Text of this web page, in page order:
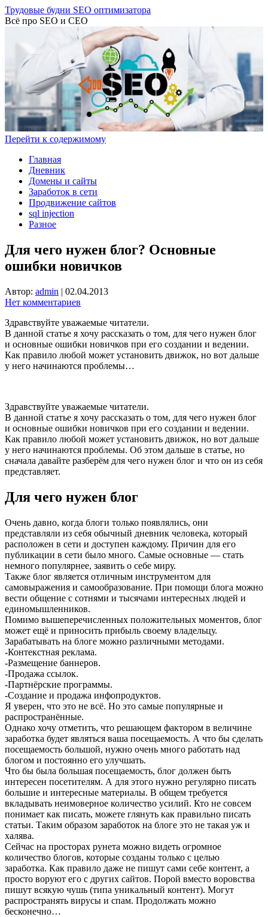
Трудовые будни SEO оптимизатора
Всё про SEO и СЕО
Перейти к содержимому
Главная
Дневник
Домены и сайты
Заработок в сети
Продвижение сайтов
sql injection
Разное
Для чего нужен блог? Основные
ошибки новичков
Автор: admin | 02.04.2013
Нет комментариев
Здравствуйте уважаемые читатели.
В данной статье я хочу рассказать о том, для чего нужен блог
и основные ошибки новичков при его создании и ведении.
Как правило любой может установить движок, но вот дальше
у него начинаются проблемы…
Здравствуйте уважаемые читатели.
В данной статье я хочу рассказать о том, для чего нужен блог
и основные ошибки новичков при его создании и ведении.
Как правило любой может установить движок, но вот дальше
у него начинаются проблемы. Об этом дальше в статье, но
сначала давайте разберём для чего нужен блог и что он из себя
представляет.
Для чего нужен блог
Очень давно, когда блоги только появлялись, они
представляли из себя обычный дневник человека, который
расположен в сети и доступен каждому. Причин для его
публикации в сети было много. Самые основные — стать
немного популярнее, заявить о себе миру.
Также блог является отличным инструментом для
самовыражения и самообразование. При помощи блога можно
вести общение с сотнями и тысячами интересных людей и
единомышленников.
Помимо вышеперечисленных положительных моментов, блог
может ещё и приносить прибыль своему владельцу.
Зарабатывать на блоге можно различными методами.
-Контекстная реклама.
-Размещение баннеров.
-Продажа ссылок.
-Партнёрские программы.
-Создание и продажа инфопродуктов.
Я уверен, что это не всё. Но это самые популярные и
распространённые.
Однако хочу отметить, что решающем фактором в величине
заработка будет являться ваша посещаемость. А что бы сделать
посещаемость большой, нужно очень много работать над
блогом и постоянно его улучшать.
Что бы была большая посещаемость, блог должен быть
интересен посетителям. А для этого нужно регулярно писать
большие и интересные материалы. В общем требуется
вкладывать неимоверное количество усилий. Кто не совсем
понимает как писать, можете глянуть как правильно писать
статьи. Таким образом заработок на блоге это не такая уж и
халява.
Сейчас на просторах рунета можно видеть огромное
количество блогов, которые созданы только с целью
заработка. Как правило даже не пишут сами себе контент, а
просто воруют его с других сайтов. Порой вместо воровства
пишут всякую чушь (типа уникальный контент). Могут
распространять вирусы и спам. Продолжать можно
бесконечно…